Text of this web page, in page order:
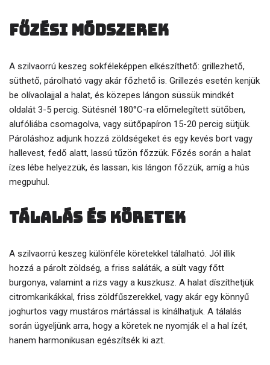
Főzési módszerek
A szilvaorrú keszeg sokféleképpen elkészíthető: grillezhető,
süthető, párolható vagy akár főzhető is. Grillezés esetén kenjük
be olívaolajjal a halat, és közepes lángon süssük mindkét
oldalát 3-5 percig. Sütésnél 180°C-ra előmelegített sütőben,
alufóliába csomagolva, vagy sütőpapíron 15-20 percig sütjük.
Pároláshoz adjunk hozzá zöldségeket és egy kevés bort vagy
hallevest, fedő alatt, lassú tűzön főzzük. Főzés során a halat
ízes lébe helyezzük, és lassan, kis lángon főzzük, amíg a hús
megpuhul.
Tálalás és köretek
A szilvaorrú keszeg különféle köretekkel tálalható. Jól illik
hozzá a párolt zöldség, a friss saláták, a sült vagy főtt
burgonya, valamint a rizs vagy a kuszkusz. A halat díszíthetjük
citromkarikákkal, friss zöldfűszerekkel, vagy akár egy könnyű
joghurtos vagy mustáros mártással is kínálhatjuk. A tálalás
során ügyeljünk arra, hogy a köretek ne nyomják el a hal ízét,
hanem harmonikusan egészítsék ki azt.